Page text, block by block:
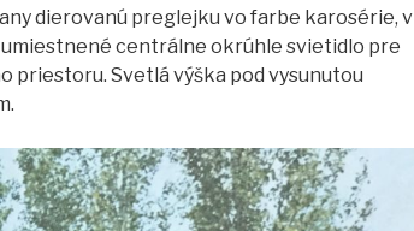
dierovanú preglejku vo farbe karosérie, v
centrálne okrúhle svietidlo pre
priestoru. Svetlá výška pod vysunutou